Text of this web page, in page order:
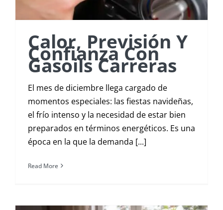
Calor, Previsión Y
Confianza Con
Gasoils Carreras
El mes de diciembre llega cargado de
momentos especiales: las fiestas navideñas,
el frío intenso y la necesidad de estar bien
preparados en términos energéticos. Es una
época en la que la demanda [...]
Read More